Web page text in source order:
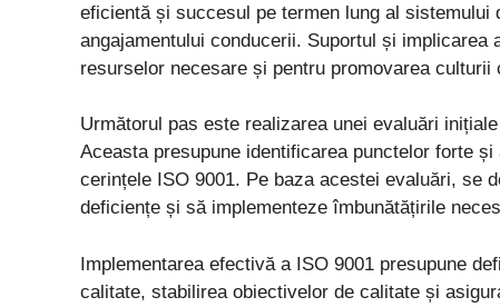
eficientă și succesul pe termen lung al
angajamentului conducerii. Suportul și
resurselor necesare și pentru promovarea
Următorul pas este realizarea unei evaluări
Aceasta presupune identificarea punctelor forte
cerințele ISO 9001. Pe baza acestei evaluări, se
deficiențe și să implementeze îmbunătățirile
Implementarea efectivă a ISO 9001 presupune
calitate, stabilirea obiectivelor de calitate și